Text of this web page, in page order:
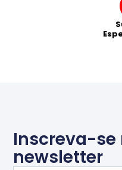
Inscreva-se
newsletter